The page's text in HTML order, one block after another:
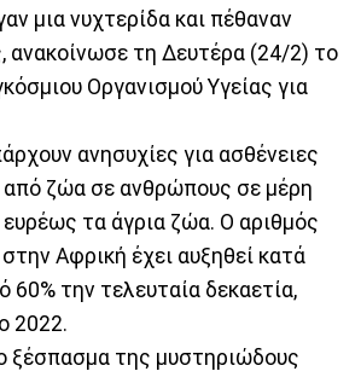
μια νυχτερίδα και πέθαναν
ανακοίνωσε τη Δευτέρα (24/2) το
Οργανισμού Υγείας για
ανησυχίες για ασθένειες
ζώα σε ανθρώπους σε μέρη
τα άγρια ​​ζώα. Ο αριθμός
Αφρική έχει αυξηθεί κατά
60% την τελευταία δεκαετία,
2022.
ξέσπασμα της μυστηριώδους